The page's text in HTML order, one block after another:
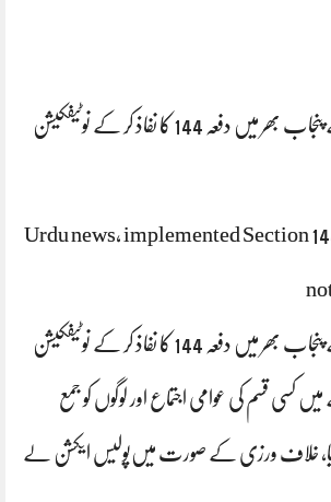
صوبائی محکمہ داخلہ نے پنجاب بھر میں دفعہ 144 کا نفاذ کر کے نوٹیفکیشن
Urdu news, implemented Section
صوبائی محکمہ داخلہ نے پنجاب بھر میں دفعہ 144 کا نفاذ کر کے نوٹیفکیشن
کسی قسم کی عوامی اجتماع اور لوگوں کو جمع
خلاف ورزی کے صورت میں‌پولیس ایکشن لے